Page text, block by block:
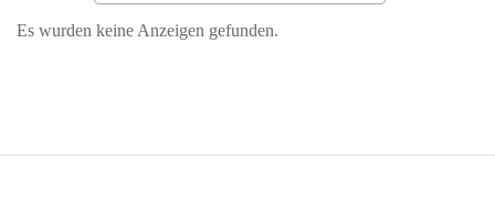
Es wurden keine Anzeigen gefunden.